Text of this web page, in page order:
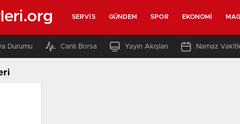
SERVIS GÜNDEM SPOR EKONOMI
Durumu Canlı Borsa Yayın Akışları Namaz